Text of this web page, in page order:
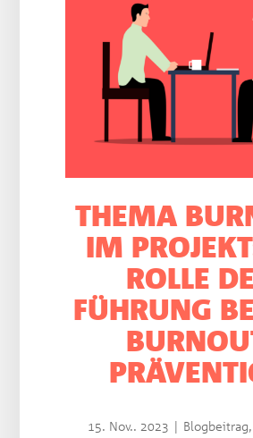
THEMA
IM
ROLLE
FÜHRUNG
15. Nov.. 2023 | Blogbeitrag,